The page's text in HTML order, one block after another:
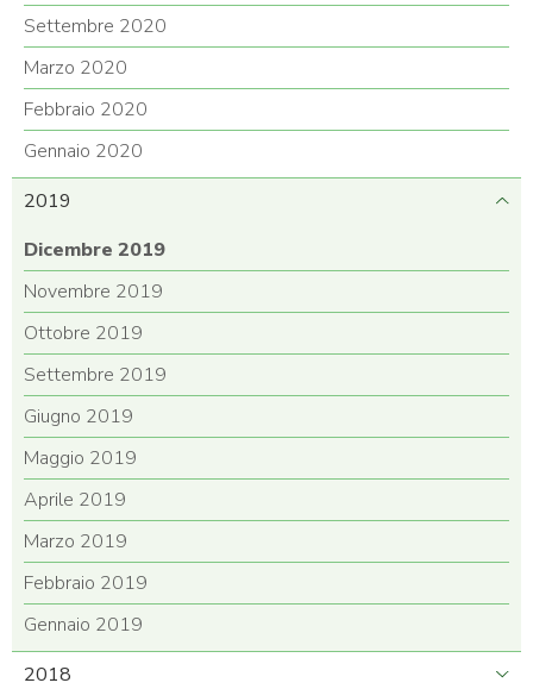
Settembre 2020
Marzo 2020
Febbraio 2020
Gennaio 2020
2019
Dicembre 2019
Novembre 2019
Ottobre 2019
Settembre 2019
Giugno 2019
Maggio 2019
Aprile 2019
Marzo 2019
Febbraio 2019
Gennaio 2019
2018